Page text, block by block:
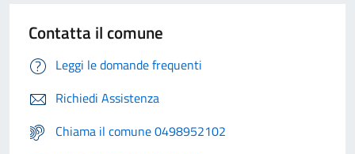
Contatta il comune
Leggi le domande frequenti
Richiedi Assistenza
Chiama il comune 0498952102